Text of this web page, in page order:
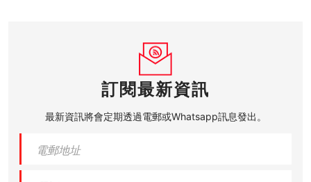
訂閱最新資訊
最新資訊將會定期透過電郵或Whatsapp訊息發出。